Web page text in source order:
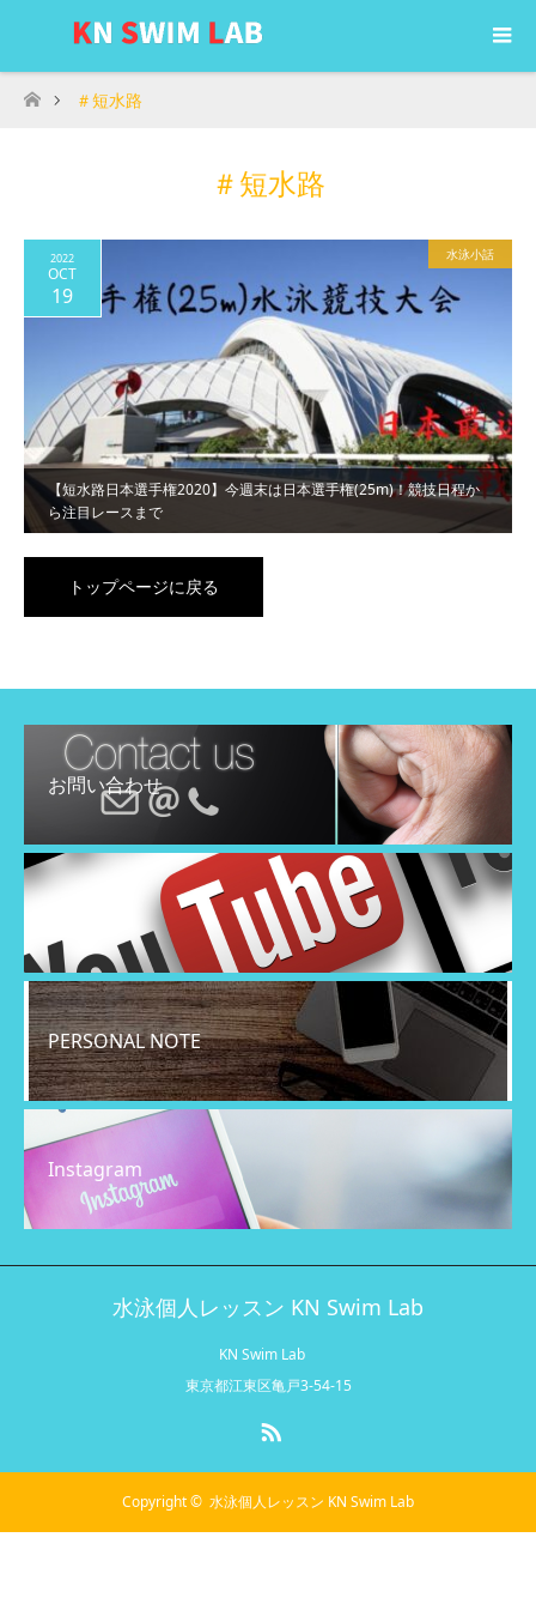
ホーム
＃短水路
＃短水路
【短水路日本選手権2020】今週末は日本選手権(25m)！競技日程か
ら注目レースまで
2022
OCT
19
水泳小話
トップページに戻る
お問い合わせ
PERSONAL NOTE
Instagram
水泳個人レッスン KN Swim Lab
KN Swim Lab
東京都江東区亀戸3-54-15
Copyright © 水泳個人レッスン KN Swim Lab